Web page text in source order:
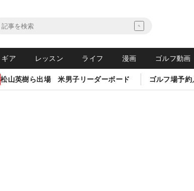
ギア レッスン ライフ 漫画 ゴルフ動画
松山英樹ら出場 米男子リーダーボード ゴルフ場予